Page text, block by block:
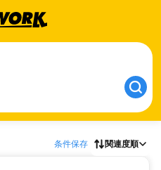
条件保存 関連度順